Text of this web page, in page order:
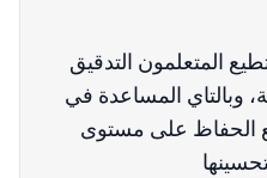
المتعلمون التدقيق
وبالتاي المساعدة في
الحفاظ على مستوى